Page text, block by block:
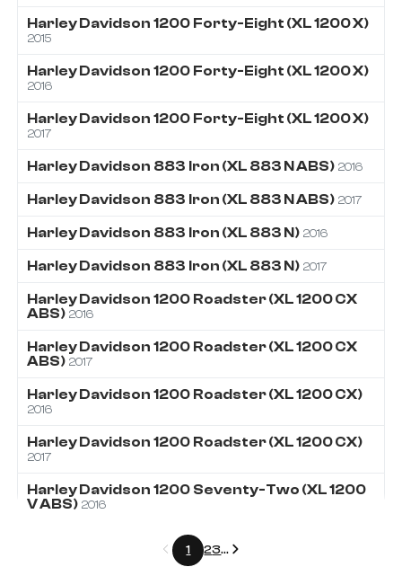
Harley Davidson 1200 Forty-Eight (XL 1200 X)
2015
Harley Davidson 1200 Forty-Eight (XL 1200 X)
2016
Harley Davidson 1200 Forty-Eight (XL 1200 X)
2017
Harley Davidson 883 Iron (XL 883 N ABS) 2016
Harley Davidson 883 Iron (XL 883 N ABS) 2017
Harley Davidson 883 Iron (XL 883 N) 2016
Harley Davidson 883 Iron (XL 883 N) 2017
Harley Davidson 1200 Roadster (XL 1200 CX
ABS) 2016
Harley Davidson 1200 Roadster (XL 1200 CX
ABS) 2017
Harley Davidson 1200 Roadster (XL 1200 CX)
2016
Harley Davidson 1200 Roadster (XL 1200 CX)
2017
Harley Davidson 1200 Seventy-Two (XL 1200
V ABS) 2016
Précédent
1 23... Suivant